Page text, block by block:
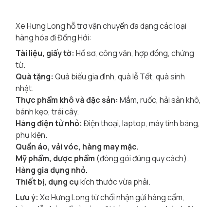
Xe Hưng Long hỗ trợ vận chuyển đa dạng các loại
hàng hóa đi Đồng Hới:
Tài liệu, giấy tờ: Hồ sơ, công văn, hợp đồng, chứng
từ.
Quà tặng: Quà biếu gia đình, quà lễ Tết, quà sinh
nhật.
Thực phẩm khô và đặc sản: Mắm, ruốc, hải sản khô,
bánh kẹo, trái cây.
Hàng điện tử nhỏ: Điện thoại, laptop, máy tính bảng,
phụ kiện.
Quần áo, vải vóc, hàng may mặc.
Mỹ phẩm, dược phẩm (đóng gói đúng quy cách).
Hàng gia dụng nhỏ.
Thiết bị, dụng cụkích thước vừa phải.
Lưu ý: Xe Hưng Long từ chối nhận gửi hàng cấm,